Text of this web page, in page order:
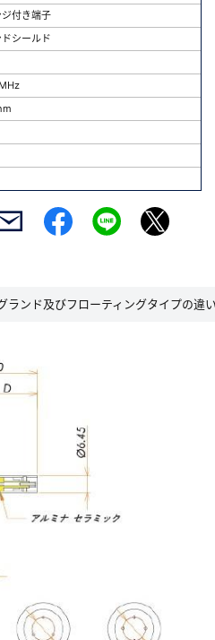
ジ付き端子
シールド
ランド及びフローティングタイプの違